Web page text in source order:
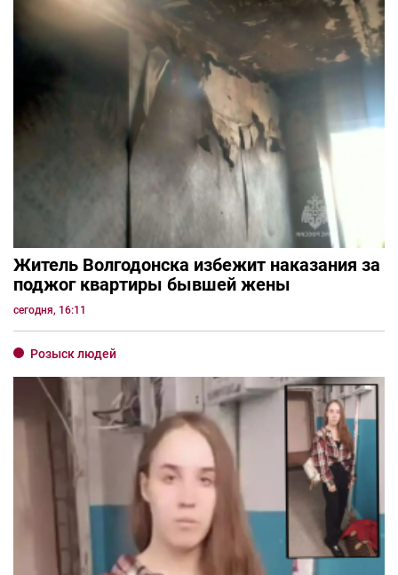
Житель Волгодонска избежит наказания за
поджог квартиры бывшей жены
сегодня, 16:11
Розыск людей